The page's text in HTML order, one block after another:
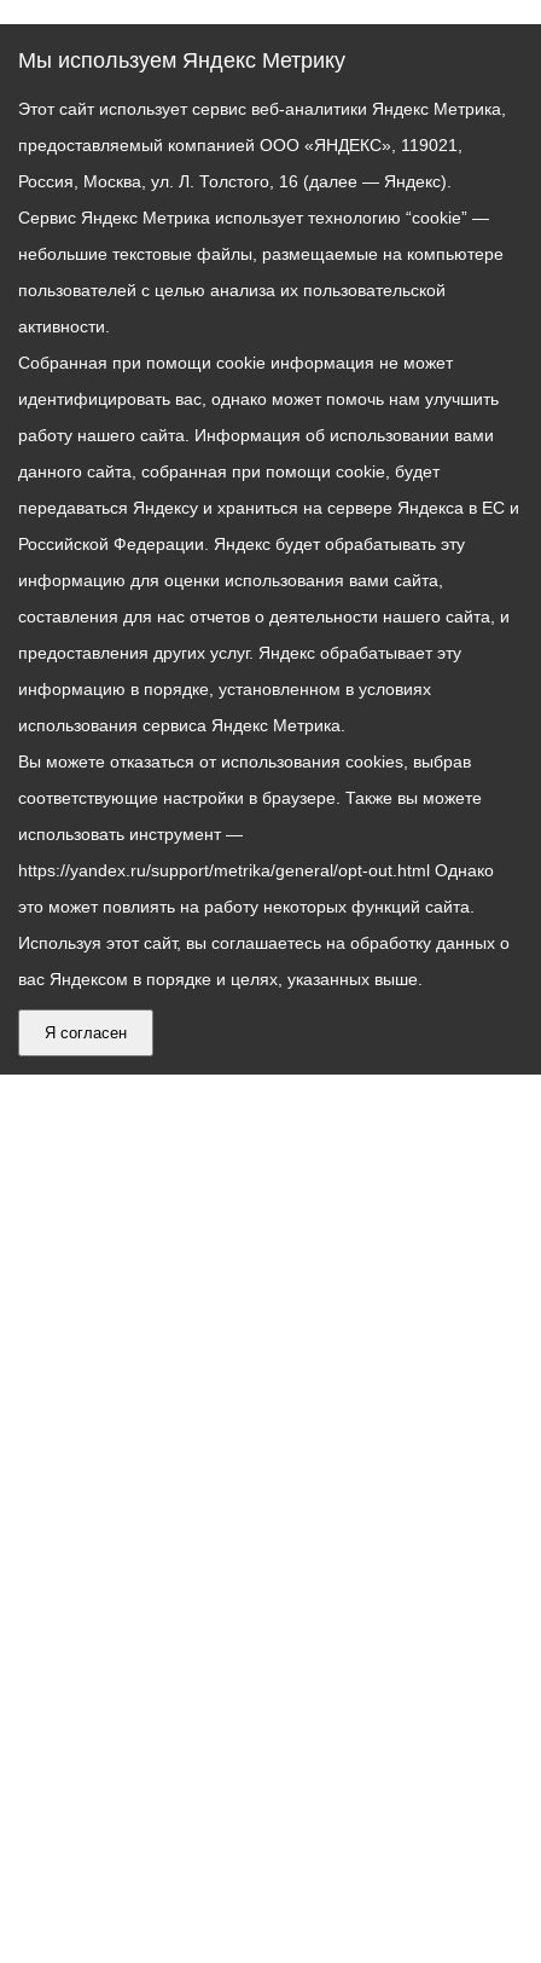
Мы используем Яндекс Метрику
Этот сайт использует сервис веб-аналитики Яндекс Метрика,
предоставляемый компанией ООО «ЯНДЕКС», 119021,
Россия, Москва, ул. Л. Толстого, 16 (далее — Яндекс).
Сервис Яндекс Метрика использует технологию “cookie” —
небольшие текстовые файлы, размещаемые на компьютере
пользователей с целью анализа их пользовательской
активности.
Собранная при помощи cookie информация не может
идентифицировать вас, однако может помочь нам улучшить
работу нашего сайта. Информация об использовании вами
данного сайта, собранная при помощи cookie, будет
передаваться Яндексу и храниться на сервере Яндекса в ЕС и
Российской Федерации. Яндекс будет обрабатывать эту
информацию для оценки использования вами сайта,
составления для нас отчетов о деятельности нашего сайта, и
предоставления других услуг. Яндекс обрабатывает эту
информацию в порядке, установленном в условиях
использования сервиса Яндекс Метрика.
Вы можете отказаться от использования cookies, выбрав
соответствующие настройки в браузере. Также вы можете
использовать инструмент —
https://yandex.ru/support/metrika/general/opt-out.html Однако
это может повлиять на работу некоторых функций сайта.
Используя этот сайт, вы соглашаетесь на обработку данных о
вас Яндексом в порядке и целях, указанных выше.
Я согласен